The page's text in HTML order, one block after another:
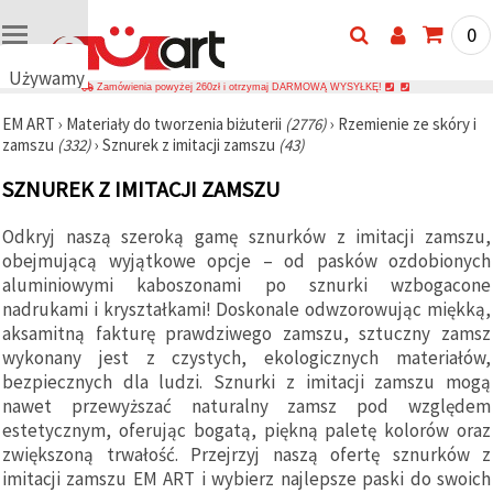
Używamy
cookie
🍪
plików
podobnych
technologii,
aby
zapewnić
prawidłowe
działanie
strony
internetowej,
poprawić
komfort
korzystania
z niej oraz,
za Państwa
zgodą,
analizować
0
Zamówienia powyżej 260zł i otrzymaj DARMOWĄ WYSYŁKĘ!
EM ART › Materiały do tworzenia biżuterii (2776)› Rzemienie ze skóry i
zamszu (332)› Sznurek z imitacji zamszu (43)
SZNUREK Z IMITACJI ZAMSZU
Odkryj naszą szeroką gamę sznurków z imitacji zamszu,
obejmującą wyjątkowe opcje – od pasków ozdobionych
aluminiowymi kaboszonami po sznurki wzbogacone
nadrukami i kryształkami! Doskonale odwzorowując miękką,
aksamitną fakturę prawdziwego zamszu, sztuczny zamsz
wykonany jest z czystych, ekologicznych materiałów,
bezpiecznych dla ludzi. Sznurki z imitacji zamszu mogą
nawet przewyższać naturalny zamsz pod względem
estetycznym, oferując bogatą, piękną paletę kolorów oraz
zwiększoną trwałość. Przejrzyj naszą ofertę sznurków z
imitacji zamszu EM ART i wybierz najlepsze paski do swoich